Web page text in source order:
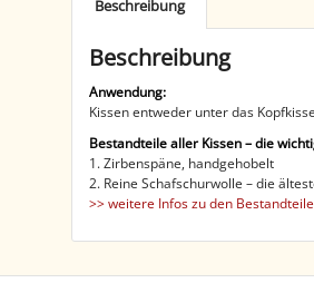
Beschreibung
Beschreibung
Anwendung:
Kissen entweder unter das
Bestandteile aller Kissen – die
1. Zirbenspäne, handgehobelt
2. Reine Schafschurwolle – die
>> weitere Infos zu den